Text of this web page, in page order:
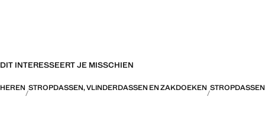
DIT INTERESSEERT JE MISSCHIEN
HEREN STROPDASSEN, VLINDERDASSEN EN ZAKDOEKEN STROPDASSEN